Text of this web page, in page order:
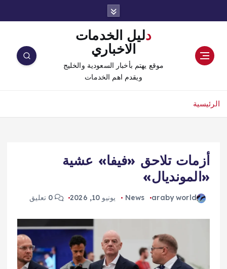
دليل الخدمات
الاخباري
موقع يهتم بأخبار السعودية والخليج
ويقدم اهم الخدمات
الرئيسية
أزمات تلاحق «فيفا» عشية
«المونديال»
araby world
News يونيو 10, 2026 0 تعليق